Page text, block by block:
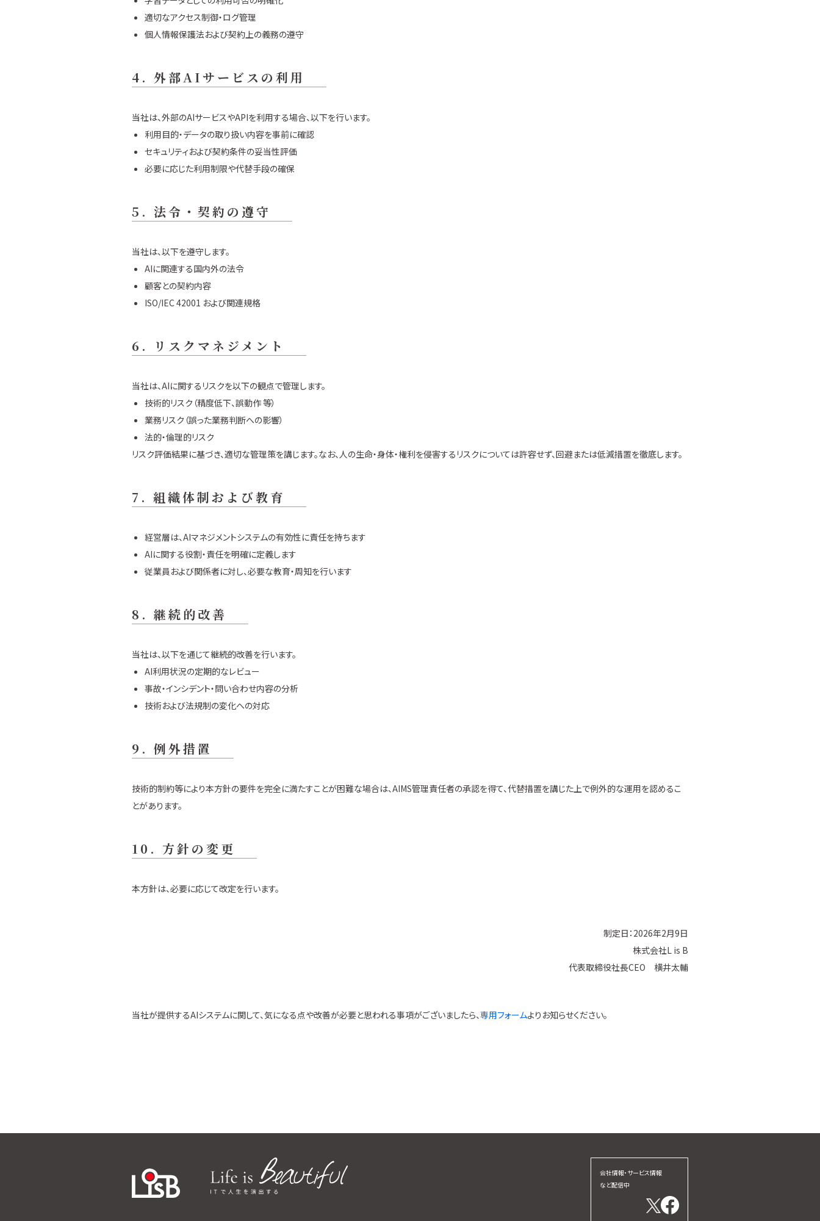
適切なアクセス制御・ログ管理
個人情報保護法および契約上の義務の遵守
4. 外部AIサービスの利用
当社は、外部のAIサービスやAPIを利用する場合、以下を行います。
利用目的・データの取り扱い内容を事前に確認
セキュリティおよび契約条件の妥当性評価
必要に応じた利用制限や代替手段の確保
5. 法令・契約の遵守
当社は、以下を遵守します。
AIに関連する国内外の法令
顧客との契約内容
ISO/IEC 42001 および関連規格
6. リスクマネジメント
当社は、AIに関するリスクを以下の観点で管理します。
技術的リスク（精度低下、誤動作 等）
業務リスク（誤った業務判断への影響）
法的・倫理的リスク
リスク評価結果に基づき、適切な管理策を講じます。なお、人の生命・身体・権利を侵害するリスクについては許容せず、回避または低減措置を徹底します。
7. 組織体制および教育
経営層は、AIマネジメントシステムの有効性に責任を持ちます
AIに関する役割・責任を明確に定義します
従業員および関係者に対し、必要な教育・周知を行います
8. 継続的改善
当社は、以下を通じて継続的改善を行います。
AI利用状況の定期的なレビュー
事故・インシデント・問い合わせ内容の分析
技術および法規制の変化への対応
9. 例外措置
技術的制約等により本方針の要件を完全に満たすことが困難な場合は、AIMS管理責任者の承認を得て、代替措置を講じた上で例外的な運用を認めるこ
とがあります。
10. 方針の変更
本方針は、必要に応じて改定を行います。
制定日：2026年2月9日
株式会社L is B
代表取締役社長CEO 横井太輔
当社が提供するAIシステムに関して、気になる点や改善が必要と思われる事項がございましたら、専用フォームよりお知らせください。
会社情報・サービス情報
など配信中